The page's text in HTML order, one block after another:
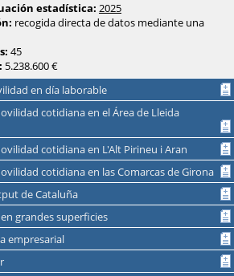
estadística: 2025
recogida directa de datos mediante una
45
5.238.600 €
en día laborable
cotidiana en L'Alt Pirineu i Aran
cotidiana en las Comarcas de Girona
de Cataluña
en grandes superficies
empresarial